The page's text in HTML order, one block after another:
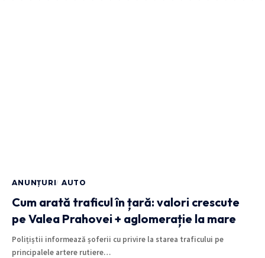
ANUNȚURI AUTO
Cum arată traficul în țară: valori crescute
pe Valea Prahovei + aglomerație la mare
Polițiștii informează șoferii cu privire la starea traficului pe
principalele artere rutiere…